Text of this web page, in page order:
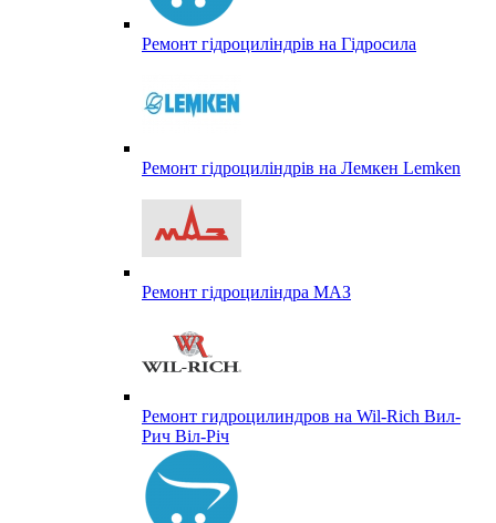
Ремонт гідроциліндрів на Гідросила
Ремонт гідроциліндрів на Лемкен Lemken
Ремонт гідроциліндра МАЗ
Ремонт гидроцилиндров на Wil-Rich Вил-
Рич Віл-Річ